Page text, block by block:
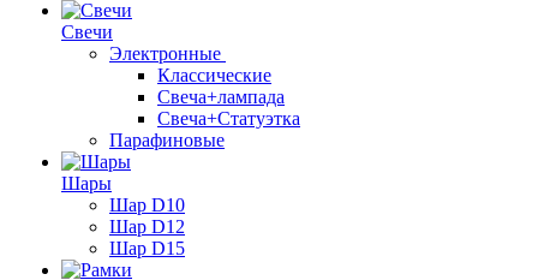
Свечи
Электронные
Классические
Свеча+лампада
Свеча+Статуэтка
Парафиновые
Шары
Шар D10
Шар D12
Шар D15